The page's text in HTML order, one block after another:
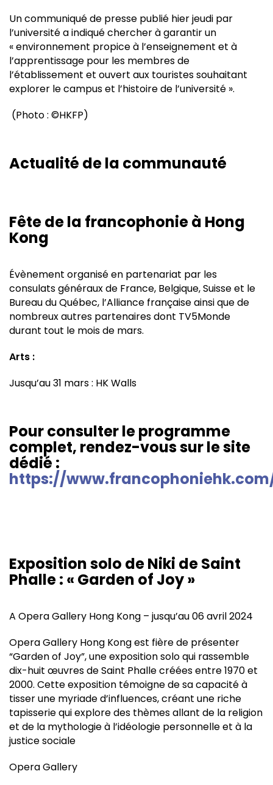
Un communiqué de presse publié hier jeudi par
l’université a indiqué chercher à garantir un
« environnement propice à l’enseignement et à
l’apprentissage pour les membres de
l’établissement et ouvert aux touristes souhaitant
explorer le campus et l’histoire de l’université ».
(Photo : ©HKFP)
Actualité de la communauté
Fête de la francophonie à Hong
Kong
Évènement organisé en partenariat par les
consulats généraux de France, Belgique, Suisse et le
Bureau du Québec, l’Alliance française ainsi que de
nombreux autres partenaires dont TV5Monde
durant tout le mois de mars.
Arts :
Jusqu’au 31 mars : HK Walls
Pour consulter le programme
complet, rendez-vous sur le site
dédié :
https://
Exposition solo de Niki de Saint
Phalle : « Garden of Joy »
A Opera Gallery Hong Kong – jusqu’au 06 avril 2024
Opera Gallery Hong Kong est fière de présenter
“Garden of Joy”, une exposition solo qui rassemble
dix-huit œuvres de Saint Phalle créées entre 1970 et
2000. Cette exposition témoigne de sa capacité à
tisser une myriade d’influences, créant une riche
tapisserie qui explore des thèmes allant de la religion
et de la mythologie à l’idéologie personnelle et à la
justice sociale
Opera Gallery